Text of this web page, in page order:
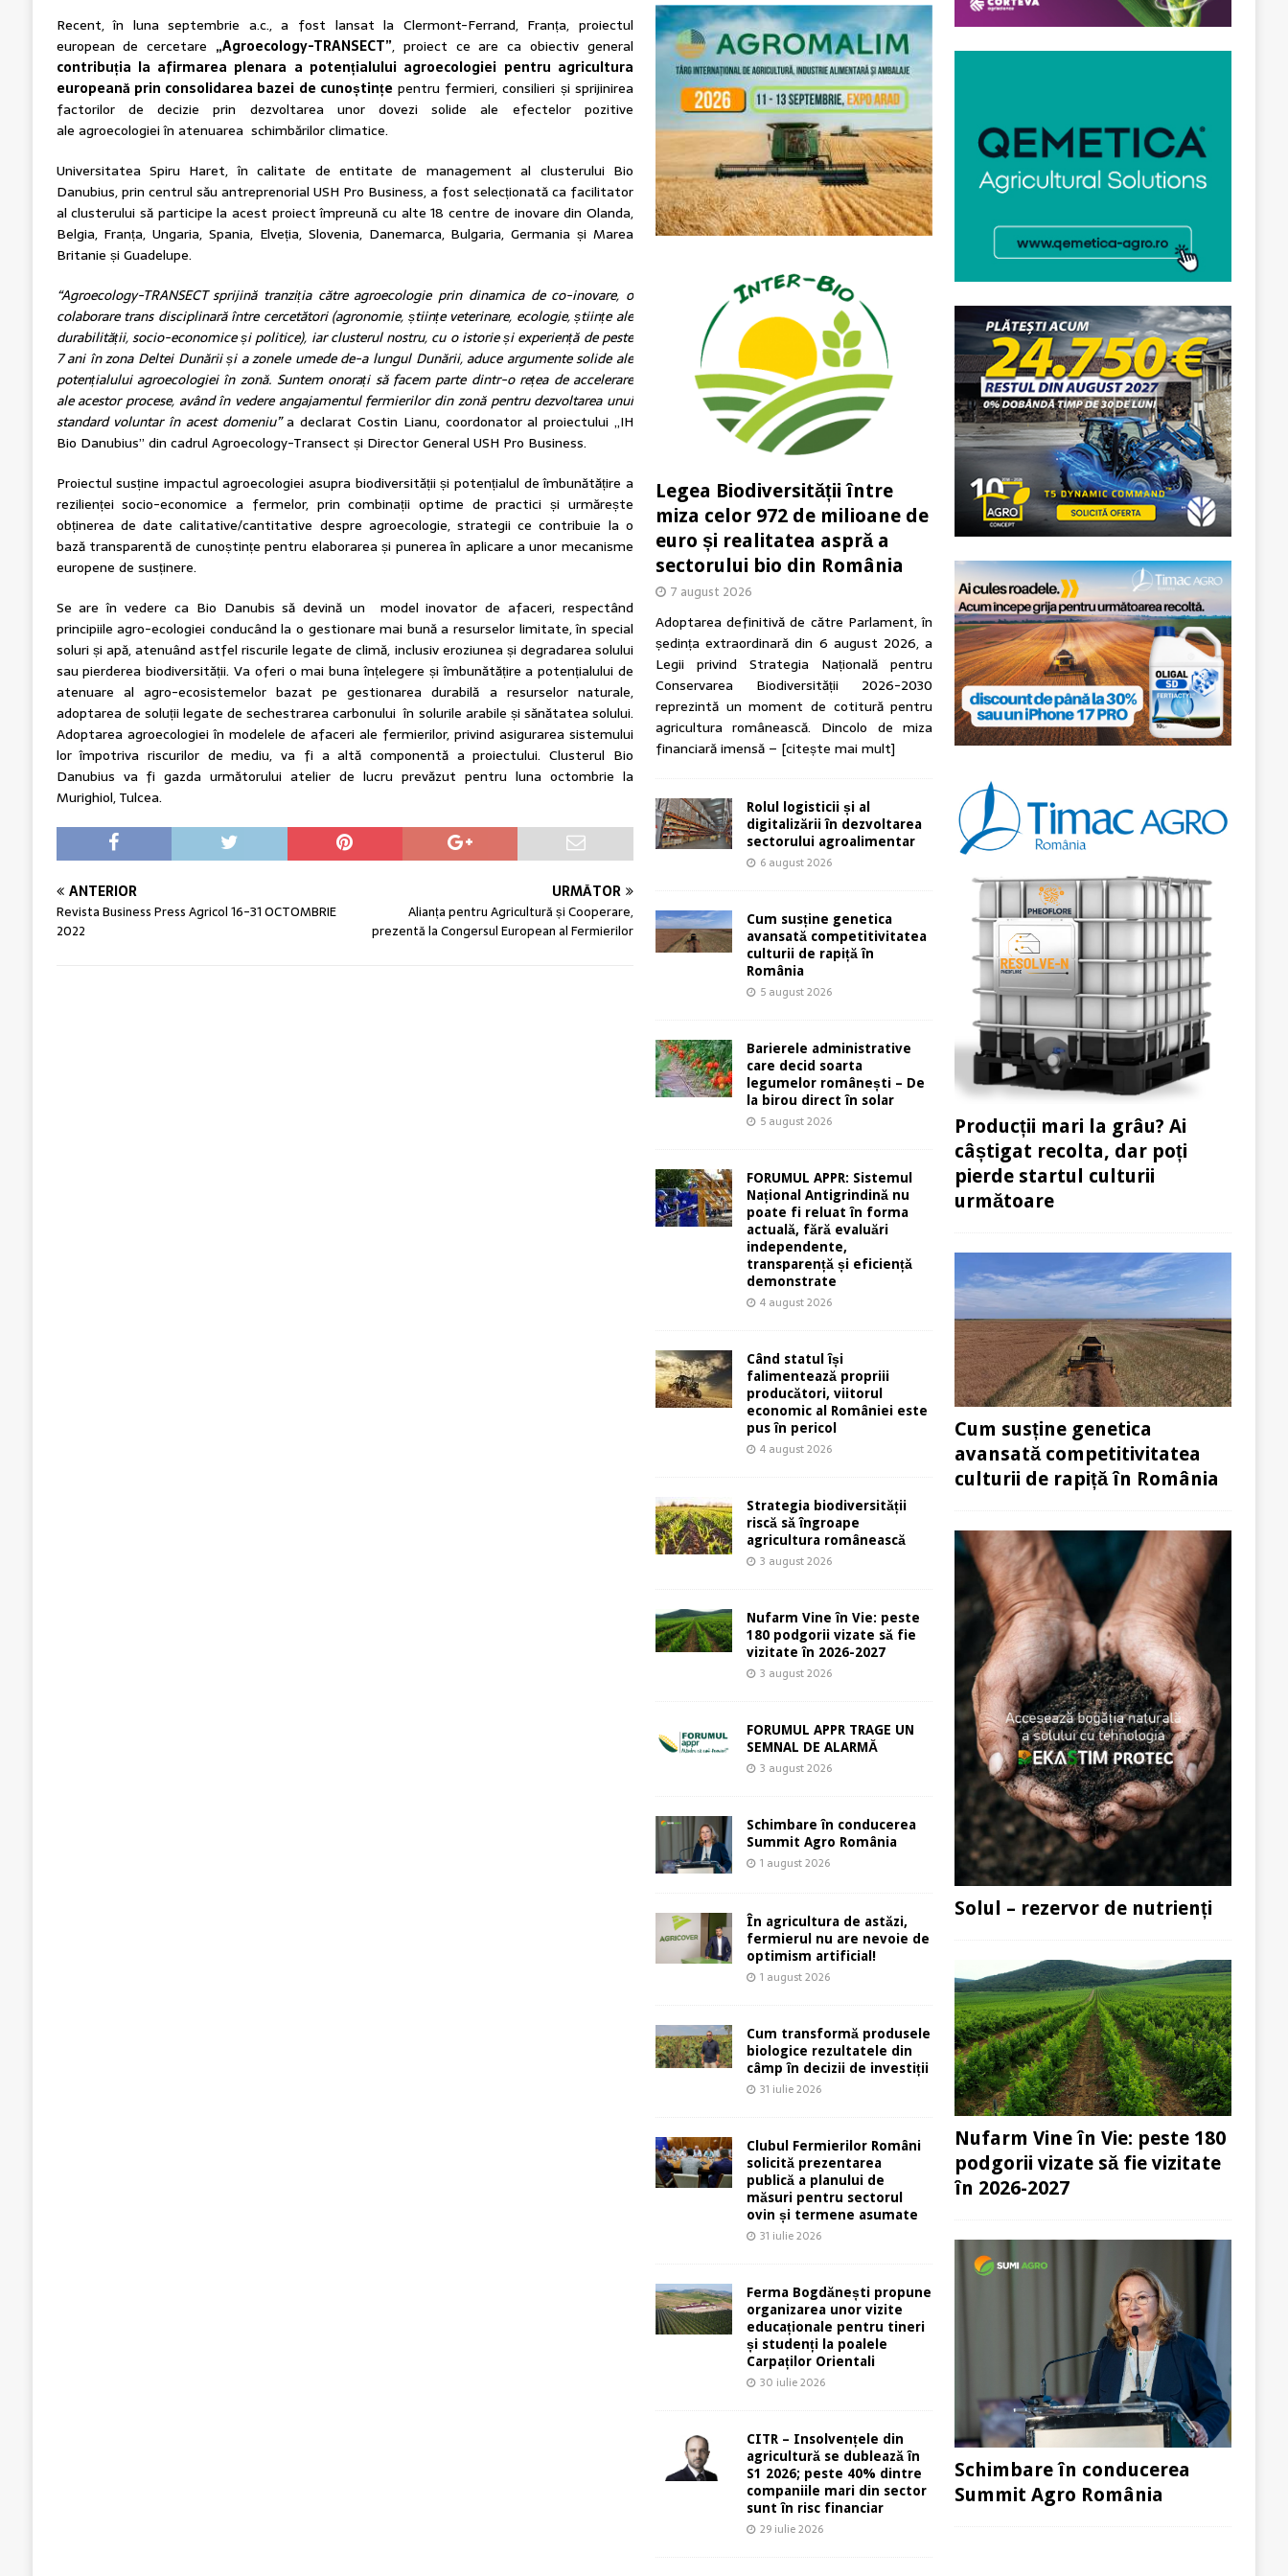
Recent, în luna septembrie a.c., a fost lansat la Clermont-Ferrand, Franța, proiectul
european de cercetare „Agroecology-TRANSECT”, proiect ce are ca obiectiv general
contribuția la afirmarea plenara a potențialului agroecologiei pentru agricultura
europeană prin consolidarea bazei de cunoștințe pentru fermieri, consilieri și sprijinirea
factorilor de decizie prin dezvoltarea unor dovezi solide ale efectelor pozitive
ale agroecologiei în atenuarea schimbărilor climatice.
Universitatea Spiru Haret, în calitate de entitate de management al clusterului Bio
Danubius, prin centrul său antreprenorial USH Pro Business, a fost selecționată ca facilitator
al clusterului să participe la acest proiect împreună cu alte 18 centre de inovare din Olanda,
Belgia, Franța, Ungaria, Spania, Elveția, Slovenia, Danemarca, Bulgaria, Germania și Marea
Britanie și Guadelupe.
“Agroecology-TRANSECT sprijină tranziția către agroecologie prin dinamica de co-inovare, o
colaborare trans disciplinară între cercetători (agronomie, științe veterinare, ecologie, științe ale
durabilității, socio-economice și politice), iar clusterul nostru, cu o istorie și experiență de peste
7 ani în zona Deltei Dunării și a zonele umede de-a lungul Dunării, aduce argumente solide ale
potențialului agroecologiei în zonă. Suntem onorați să facem parte dintr-o rețea de accelerare
ale acestor procese, având în vedere angajamentul fermierilor din zonă pentru dezvoltarea unui
standard voluntar în acest domeniu”a declarat Costin Lianu, coordonator al proiectului „IH
Bio Danubius” din cadrul Agroecology-Transect și Director General USH Pro Business.
Proiectul susține impactul agroecologiei asupra biodiversității și potențialul de îmbunătățire a
rezilienței socio-economice a fermelor, prin combinații optime de practici și urmărește
obținerea de date calitative/cantitative despre agroecologie, strategii ce contribuie la o
bază transparentă de cunoștințe pentru elaborarea și punerea în aplicare a unor mecanisme
europene de susținere.
Se are în vedere ca Bio Danubis să devină un model inovator de afaceri, respectând
principiile agro-ecologiei conducând la o gestionare mai bună a resurselor limitate, în special
soluri și apă, atenuând astfel riscurile legate de climă, inclusiv eroziunea și degradarea solului
sau pierderea biodiversității. Va oferi o mai buna înțelegere și îmbunătățire a potențialului de
atenuare al agro-ecosistemelor bazat pe gestionarea durabilă a resurselor naturale,
adoptarea de soluții legate de sechestrarea carbonului în solurile arabile și sănătatea solului.
Adoptarea agroecologiei în modelele de afaceri ale fermierilor, privind asigurarea sistemului
lor împotriva riscurilor de mediu, va fi a altă componentă a proiectului. Clusterul Bio
Danubius va fi gazda următorului atelier de lucru prevăzut pentru luna octombrie la
Murighiol, Tulcea.
ANTERIOR
Revista Business Press Agricol 16-31 OCTOMBRIE
2022
URMĂTOR
Alianța pentru Agricultură și Cooperare,
prezentă la Congersul European al Fermierilor
Legea Biodiversității între
miza celor 972 de milioane de
euro și realitatea aspră a
sectorului bio din România
7 august 2026
Adoptarea definitivă de către Parlament, în
ședința extraordinară din 6 august 2026, a
Legii privind Strategia Națională pentru
Conservarea Biodiversității 2026-2030
reprezintă un moment de cotitură pentru
agricultura românească. Dincolo de miza
financiară imensă – [citește mai mult]
Rolul logisticii și al
digitalizării în dezvoltarea
sectorului agroalimentar
6 august 2026
Cum susține genetica
avansată competitivitatea
culturii de rapiță în
România
5 august 2026
Barierele administrative
care decid soarta
legumelor românești – De
la birou direct în solar
5 august 2026
FORUMUL APPR: Sistemul
Național Antigrindină nu
poate fi reluat în forma
actuală, fără evaluări
independente,
transparență și eficiență
demonstrate
4 august 2026
Când statul își
falimentează propriii
producători, viitorul
economic al României este
pus în pericol
4 august 2026
Strategia biodiversității
riscă să îngroape
agricultura românească
3 august 2026
Nufarm Vine în Vie: peste
180 podgorii vizate să fie
vizitate în 2026-2027
3 august 2026
FORUMUL APPR TRAGE UN
SEMNAL DE ALARMĂ
3 august 2026
Schimbare în conducerea
Summit Agro România
1 august 2026
În agricultura de astăzi,
fermierul nu are nevoie de
optimism artificial!
1 august 2026
Cum transformă produsele
biologice rezultatele din
câmp în decizii de investiții
31 iulie 2026
Clubul Fermierilor Români
solicită prezentarea
publică a planului de
măsuri pentru sectorul
ovin și termene asumate
31 iulie 2026
Ferma Bogdănești propune
organizarea unor vizite
educaționale pentru tineri
și studenți la poalele
Carpaților Orientali
30 iulie 2026
CITR – Insolvențele din
agricultură se dublează în
S1 2026; peste 40% dintre
companiile mari din sector
sunt în risc financiar
29 iulie 2026
Producții mari la grâu? Ai
câștigat recolta, dar poți
pierde startul culturii
următoare
Cum susține genetica
avansată competitivitatea
culturii de rapiță în România
Solul – rezervor de nutrienți
Nufarm Vine în Vie: peste 180
podgorii vizate să fie vizitate
în 2026-2027
Schimbare în conducerea
Summit Agro România